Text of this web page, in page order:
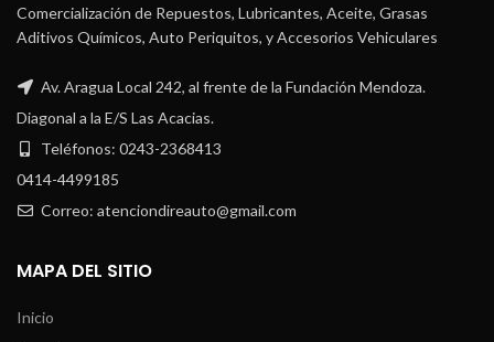
Comercialización de Repuestos, Lubricantes, Aceite, Grasas
Aditivos Químicos, Auto Periquitos, y Accesorios Vehiculares
Av. Aragua Local 242, al frente de la Fundación Mendoza.
Diagonal a la E/S Las Acacias.
Teléfonos: 0243-2368413
0414-4499185
Correo: atenciondireauto@gmail.com
MAPA DEL SITIO
Inicio